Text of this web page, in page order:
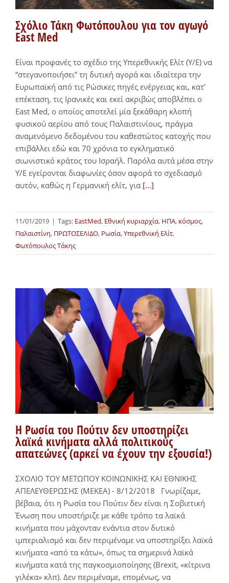
Σχόλιο Τάκη Φωτόπουλου για τον αγωγό
East Med
Είναι προφανές το σχέδιο της Υπερεθνικής Ελίτ (Υ/Ε) να
“στεγανοποιήσει” τη δυτική αγορά και ιδιαίτερα την
Ευρωπαϊκή από τις Ρώσικες πηγές ενέργειας και, κατ’
επέκταση, τις Ιρανικές και εκεί ακριβώς αποβλέπει ο
East Med, ο οποίος αποτελεί μία ξεκάθαρη κλοπή
φυσικού αερίου από τους Παλαιστινίους, πράγμα
αναμενόμενο δεδομένου του καθεστώτος κατοχής που
επιβάλλει εδώ και 70 χρόνια το εγκληματικό
σιωνιστικό κράτος του Ισραήλ. Παρόλα αυτά μέσα στην
Υ/Ε εγείρονται διαφωνίες όσον αφορά το σχεδιασμό
αυτόν, καθώς η Γερμανική ελίτ, για [...]
11/01/2019 | Tags: EastMed, Εθνική κυριαρχία, ΗΠΑ, κόσμος,
Παλαιστίνη, ΠΡΩΤΟΣΕΛΙΔΟ, Ρωσία,Υπερεθνική Ελίτ,
Φωτόπουλος Τάκης
Η Ρωσία του Πούτιν δεν υποστηρίζει
λαϊκά κινήματα αλλά πολιτικούς
απατεώνες (αρκεί να έχουν την εξουσία!)
ΣΧΟΛΙΟ ΤΟΥ ΜΕΤΩΠΟΥ ΚΟΙΝΩΝΙΚΗΣ ΚΑΙ ΕΘΝΙΚΗΣ
ΑΠΕΛΕΥΘΕΡΩΣΗΣ (ΜΕΚΕΑ) - 8/12/2018 Γνωρίζαμε,
βέβαια, ότι η Ρωσία του Πούτιν δεν είναι η Σοβιετική
Ένωση που υποστήριζε με κάθε τρόπο τα λαϊκά
κινήματα που μάχονταν ενάντια στον δυτικό
ιμπεριαλισμό και δεν περιμέναμε να υποστηρίξει λαϊκά
κινήματα «από τα κάτω», όπως τα σημερινά λαϊκά
κινήματα κατά της παγκοσμιοποίησης (Brexit, «κίτρινα
γιλέκα» κλπ). Δεν περιμέναμε, επομένως, να